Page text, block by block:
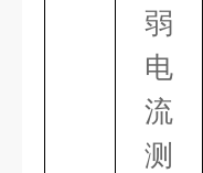
弱
电
流
测